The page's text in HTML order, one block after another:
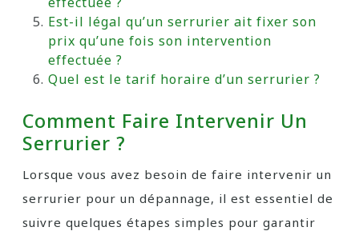
Est-il légal qu’un serrurier ait fixer son
prix qu’une fois son intervention
effectuée ?
Quel est le tarif horaire d’un serrurier ?
Comment Faire Intervenir Un
Serrurier ?
Lorsque vous avez besoin de faire intervenir un
serrurier pour un dépannage, il est essentiel de
suivre quelques étapes simples pour garantir